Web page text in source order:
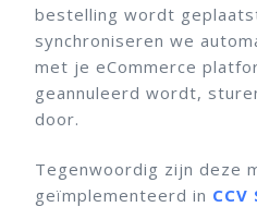
bestelling wordt
synchroniseren we
met je eCommerce
geannuleerd wordt,
door.
Tegenwoordig zijn deze
geïmplementeerd in CCV